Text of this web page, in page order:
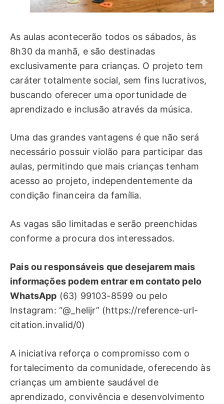
As aulas acontecerão todos os sábados, às
8h30 da manhã, e são destinadas
exclusivamente para crianças. O projeto tem
caráter totalmente social, sem fins lucrativos,
buscando oferecer uma oportunidade de
aprendizado e inclusão através da música.
Uma das grandes vantagens é que não será
necessário possuir violão para participar das
aulas, permitindo que mais crianças tenham
acesso ao projeto, independentemente da
condição financeira da família.
As vagas são limitadas e serão preenchidas
conforme a procura dos interessados.
Pais ou responsáveis que desejarem mais
informações podem entrar em contato pelo
WhatsApp (63) 99103-8599 ou pelo
Instagram: “@_helijr” (https://reference-url-
citation.invalid/0)
A iniciativa reforça o compromisso com o
fortalecimento da comunidade, oferecendo às
crianças um ambiente saudável de
aprendizado, convivência e desenvolvimento